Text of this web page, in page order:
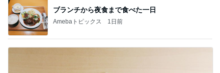
ブランチから夜食まで食べた一日
Amebaトピックス 1日前